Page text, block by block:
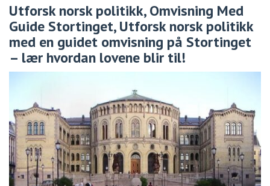
Utforsk norsk politikk, Omvisning Med
Guide Stortinget, Utforsk norsk politikk
med en guidet omvisning på Stortinget
– lær hvordan lovene blir til!